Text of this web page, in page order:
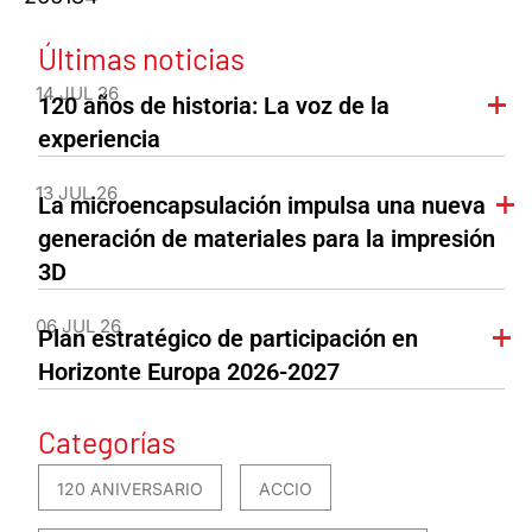
Últimas noticias
14 JUL 26
120 años de historia: La voz de la
experiencia
13 JUL 26
La microencapsulación impulsa una nueva
generación de materiales para la impresión
3D
06 JUL 26
Plan estratégico de participación en
Horizonte Europa 2026-2027
Categorías
120 ANIVERSARIO ACCIO